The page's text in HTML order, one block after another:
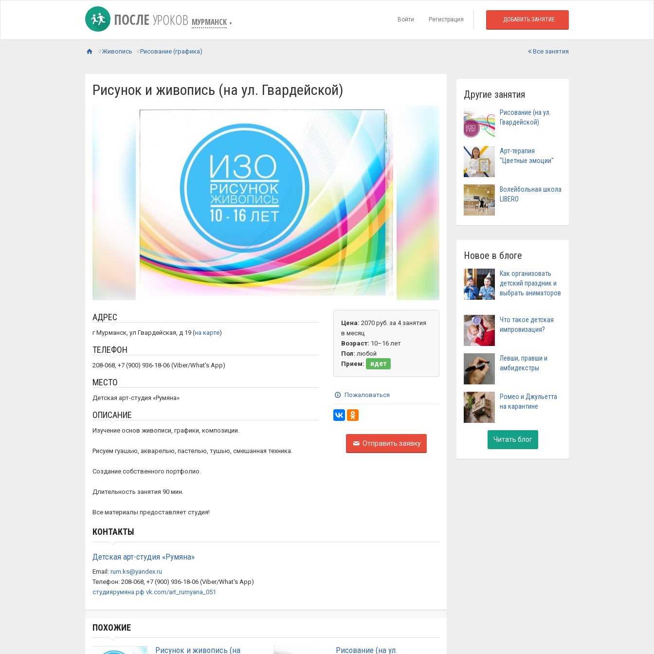
ПОСЛЕ УРОКОВ МУРМАНСК ▼
Войти Регистрация ДОБАВИТЬ ЗАНЯТИЕ
Живопись Рисование (графика) Все занятия
Рисунок и живопись (на ул. Гвардейской)
АДРЕС
г Мурманск, ул Гвардейская, д 19 (на карте)
ТЕЛЕФОН
208-068, +7 (900) 936-18-06 (Viber/What's App)
МЕСТО
Детская арт-студия «Румяна»
ОПИСАНИЕ
Изучение основ живописи, графики, композиции.
Рисуем гуашью, акварелью, пастелью, тушью, смешанная техника.
Создание собственного портфолио.
Длительность занятия 90 мин.
Все материалы предоставляет студия!
Цена: 2070 руб. за 4 занятия
в месяц
Возраст: 10–16 лет
Пол: любой
Прием:
идет
Пожаловаться
Отправить заявку
КОНТАКТЫ
Детская арт-студия «Румяна»
Email: rum.ks@yandex.ru
Телефон: 208-068, +7 (900) 936-18-06 (Viber/What's App)
студиярумяна.рф vk.com/art_rumyana_051
ПОХОЖИЕ
Рисунок и живопись (на Рисование (на ул.
Другие занятия
Рисование (на ул.
Гвардейской)
Арт-терапия
"Цветные эмоции"
Волейбольная школа
LIBERO
Новое в блоге
Как организовать
детский праздник и
выбрать аниматоров
Что такое детская
импровизация?
Левши, правши и
амбидекстры
Ромео и Джульетта
на карантине
Читать блог